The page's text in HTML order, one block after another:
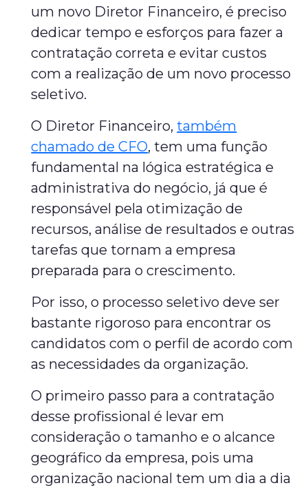
um novo Diretor Financeiro, é preciso
dedicar tempo e esforços para fazer a
contratação correta e evitar custos
com a realização de um novo processo
seletivo.
O Diretor Financeiro,também
chamado de CFO, tem uma função
fundamental na lógica estratégica e
administrativa do negócio, já que é
responsável pela otimização de
recursos, análise de resultados e outras
tarefas que tornam a empresa
preparada para o crescimento.
Por isso, o processo seletivo deve ser
bastante rigoroso para encontrar os
candidatos com o perfil de acordo com
as necessidades da organização.
O primeiro passo para a contratação
desse profissional é levar em
consideração o tamanho e o alcance
geográfico da empresa, pois uma
organização nacional tem um dia a dia